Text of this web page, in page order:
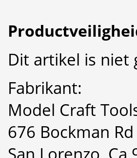
Dit artikel is niet
Fabrikant:
Model Craft
676 Bockman